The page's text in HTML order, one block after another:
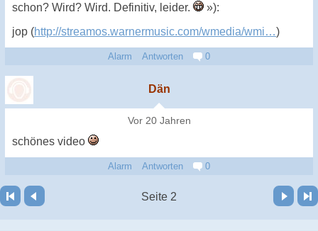
schon? Wird? Wird. Definitiv, leider.
»):
jop (http://streamos.warnermusic.com/wmedia/wmi…)
Alarm Antworten 0
Dän
Vor 20 Jahren
schönes video
Alarm Antworten 0
Seite 2
Vor Letzte Seite